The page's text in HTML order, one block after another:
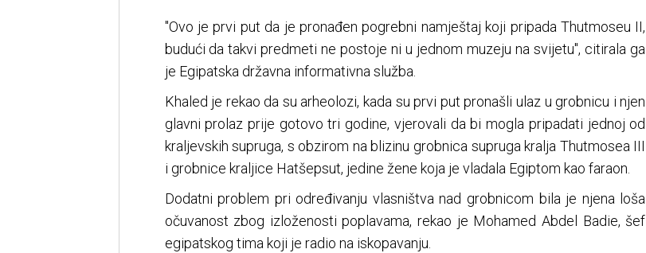
"Ovo je prvi put da je pronađen pogrebni namještaj koji pripada Thutmoseu II,
budući da takvi predmeti ne postoje ni u jednom muzeju na svijetu", citirala ga
je Egipatska državna informativna služba.
Khaled je rekao da su arheolozi, kada su prvi put pronašli ulaz u grobnicu i njen
glavni prolaz prije gotovo tri godine, vjerovali da bi mogla pripadati jednoj od
kraljevskih supruga, s obzirom na blizinu grobnica supruga kralja Thutmosea III
i grobnice kraljice Hatšepsut, jedine žene koja je vladala Egiptom kao faraon.
Dodatni problem pri određivanju vlasništva nad grobnicom bila je njena loša
očuvanost zbog izloženosti poplavama, rekao je Mohamed Abdel Badie, šef
egipatskog tima koji je radio na iskopavanju.